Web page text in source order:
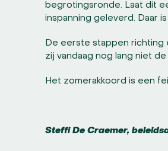
begrotingsronde. Laat dit
inspanning geleverd. Daar
De eerste stappen richting
zij vandaag nog lang niet
Het zomerakkoord is een
Steffi De Craemer,